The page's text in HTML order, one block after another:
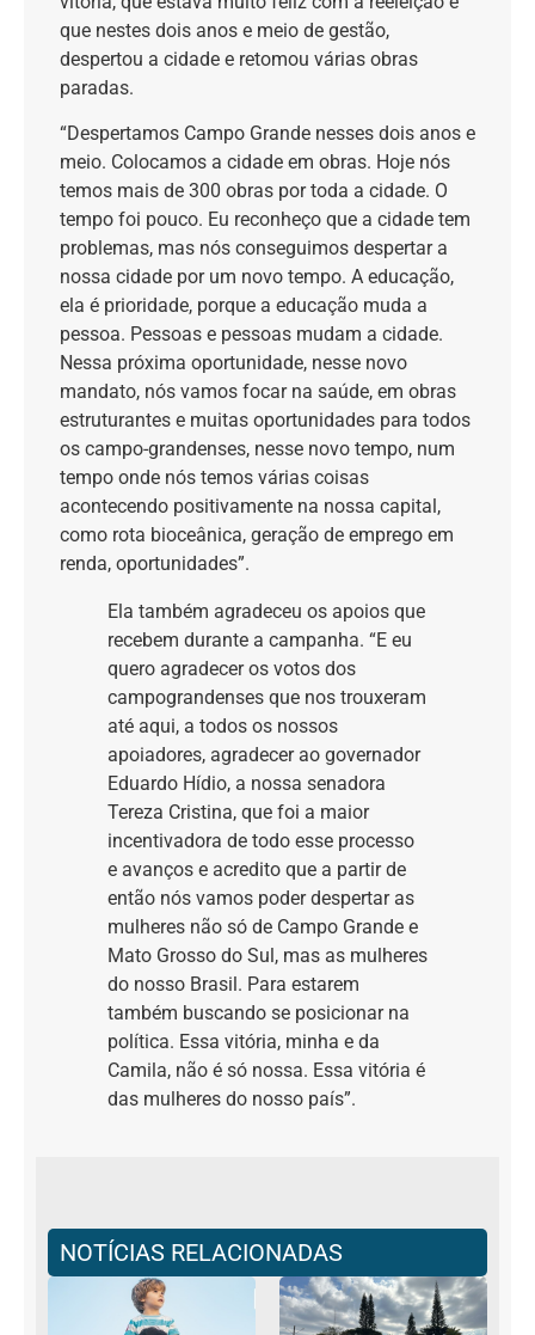
que nestes dois anos e meio de gestão,
despertou a cidade e retomou várias obras
paradas.
“Despertamos Campo Grande nesses dois anos e
meio. Colocamos a cidade em obras. Hoje nós
temos mais de 300 obras por toda a cidade. O
tempo foi pouco. Eu reconheço que a cidade tem
problemas, mas nós conseguimos despertar a
nossa cidade por um novo tempo. A educação,
ela é prioridade, porque a educação muda a
pessoa. Pessoas e pessoas mudam a cidade.
Nessa próxima oportunidade, nesse novo
mandato, nós vamos focar na saúde, em obras
estruturantes e muitas oportunidades para todos
os campo-grandenses, nesse novo tempo, num
tempo onde nós temos várias coisas
acontecendo positivamente na nossa capital,
como rota bioceânica, geração de emprego em
renda, oportunidades”.
Ela também agradeceu os apoios que
recebem durante a campanha. “E eu
quero agradecer os votos dos
campograndenses que nos trouxeram
até aqui, a todos os nossos
apoiadores, agradecer ao governador
Eduardo Hídio, a nossa senadora
Tereza Cristina, que foi a maior
incentivadora de todo esse processo
e avanços e acredito que a partir de
então nós vamos poder despertar as
mulheres não só de Campo Grande e
Mato Grosso do Sul, mas as mulheres
do nosso Brasil. Para estarem
também buscando se posicionar na
política. Essa vitória, minha e da
Camila, não é só nossa. Essa vitória é
das mulheres do nosso país”.
NOTÍCIAS RELACIONADAS